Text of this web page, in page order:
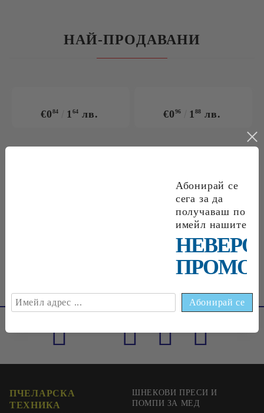
НАЙ-ПРОДАВАНИ
€084 164 лв. €096 188 лв.
ПЧЕЛАРСКА
ТЕХНИКА
ШНЕКОВИ ПРЕСИ И
ПОМПИ ЗА МЕД
Абонирай се
сега за да
получаваш по
имейл нашите